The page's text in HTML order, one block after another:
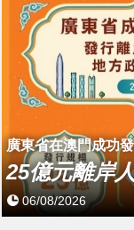
廣東省在澳門成功
25億元離岸
06/08/2026